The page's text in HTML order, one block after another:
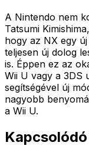
A Nintendo nem
Tatsumi
hogy az NX egy
teljesen új dolog
is. Éppen ez az
Wii U vagy a 3DS
segítségével új
nagyobb
a Wii U.